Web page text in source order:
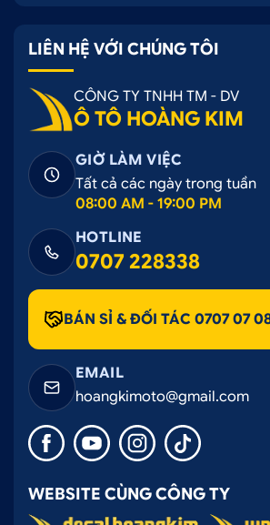
LIÊN HỆ VỚI CHÚNG TÔI
CÔNG TY TNHH TM - DV
Ô TÔ HOÀNG KIM
GIỜ LÀM VIỆC
Tất cả các ngày trong tuần
08:00 AM - 19:00 PM
HOTLINE
0707 228338
BÁN SỈ & ĐỐI TÁC 0707 07
EMAIL
hoangkimoto@gmail.com
WEBSITE CÙNG CÔNG TY